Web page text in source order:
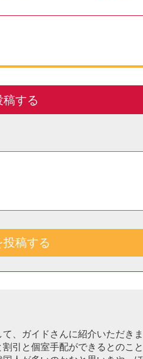
する
、ガイドさんに紹介いただきま
引と個室手配ができるとのこと